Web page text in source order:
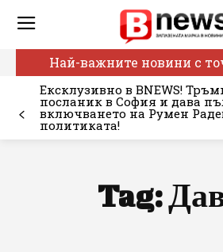
Най-важните новини с
Ексклузивно в BNEWS!
посланик в София и дава
включването на Румен
политиката!
Tag: